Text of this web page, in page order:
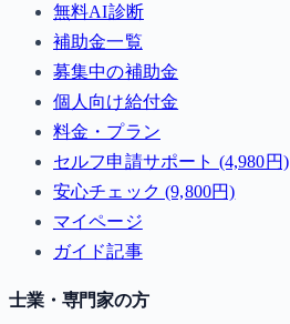
無料AI診断
補助金一覧
募集中の補助金
個人向け給付金
料金・プラン
セルフ申請サポート (4,980円)
安心チェック (9,800円)
マイページ
ガイド記事
士業・専門家の方